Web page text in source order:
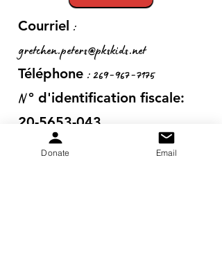
Courriel :
gretchen.peters@pkskids.net
Téléphone :269-967-7175
N° d'identification fiscale:
20-5653-043
Donate Email